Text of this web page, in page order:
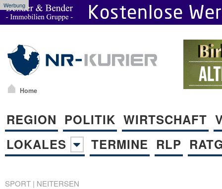
Werbung
Home
REGION POLITIK WIRTSCHAFT
LOKALES
TERMINE RLP
SPORT | NEITERSEN